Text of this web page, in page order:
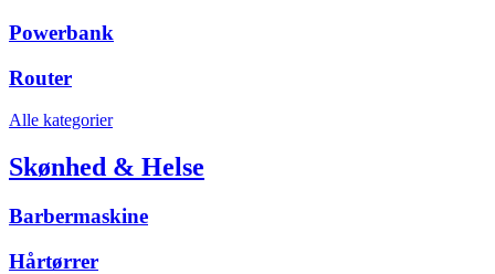
Powerbank
Router
Alle kategorier
Skønhed & Helse
Barbermaskine
Hårtørrer